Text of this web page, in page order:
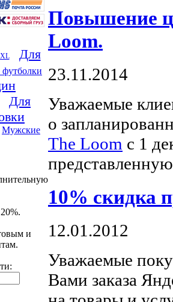
Для
футболки
Для
Мужские
и
Повышение
Loom.
23.11.2014
Уважаемые
о
The Loom с 1
10% скидка
12.01.2012
Уважаемые
Вами заказа